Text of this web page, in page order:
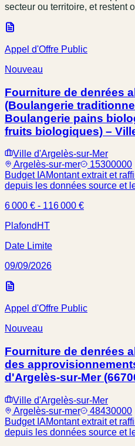
secteur ou territoire, et restent
Appel d'Offre Public
Nouveau
Fourniture de denrées
(Boulangerie
Boulangerie pains
fruits biologiques) –
Ville d'Argelès-sur-Mer
Argelès-sur-mer
15300000
Budget IAMontant extrait et
depuis les données source et
6 000 € - 116 000 €
Plafond HT
Date Limite
09/09/2026
Appel d'Offre Public
Nouveau
Fourniture de denrées
des
d'Argelès-sur-Mer
Ville d'Argelès-sur-Mer
Argelès-sur-mer
48430000
Budget IAMontant extrait et
depuis les données source et